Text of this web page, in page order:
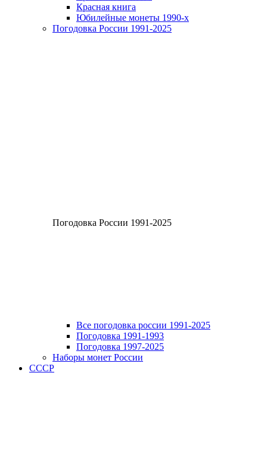
Красная книга
Юбилейные монеты 1990-х
Погодовка России 1991-2025
Погодовка России 1991-2025
Все погодовка россии 1991-2025
Погодовка 1991-1993
Погодовка 1997-2025
Наборы монет России
СССР